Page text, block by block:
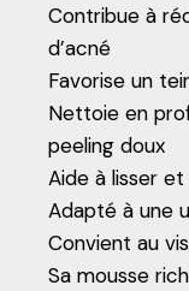
Contribue à
d’acné
Favorise un
Nettoie en
peeling doux
Aide à lisser
Adapté à une
Convient au
Sa mousse